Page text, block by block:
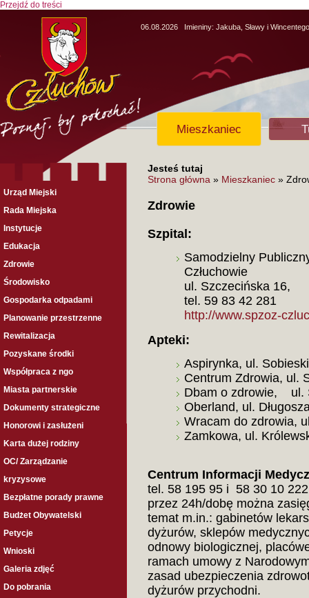
Przejdź do treści
06.08.2026 Imieniny: Jakuba, Sławy i Wincentego
Mieszkaniec
Urząd Miejski
Rada Miejska
Instytucje
Edukacja
Zdrowie
Środowisko
Gospodarka odpadami
Planowanie przestrzenne
Rewitalizacja
Pozyskane środki
Współpraca z ngo
Miasta partnerskie
Dokumenty strategiczne
Honorowi i zasłużeni
Karta dużej rodziny
OC/ Zarządzanie
kryzysowe
Bezpłatne porady prawne
Budżet Obywatelski
Petycje
Wnioski
Galeria zdjęć
Do pobrania
Jesteś tutaj
Strona główna » Mieszkaniec »
Zdrowie
Szpital:
Samodzielny
Człuchowie
ul. Szczecińska 16,
tel. 59 83 42 281
http://www.spzoz-
Apteki:
Aspirynka, ul.
Centrum Zdrowia, ul.
Dbam o zdrowie, ul.
Oberland, ul.
Wracam do zdrowia,
Zamkowa, ul.
Centrum Informacji
tel. 58 195 95 i 58 30 10
przez 24h/dobę można
temat m.in.: gabinetów
dyżurów, sklepów
odnowy biologicznej,
ramach umowy z
zasad ubezpieczenia
dyżurów przychodni.